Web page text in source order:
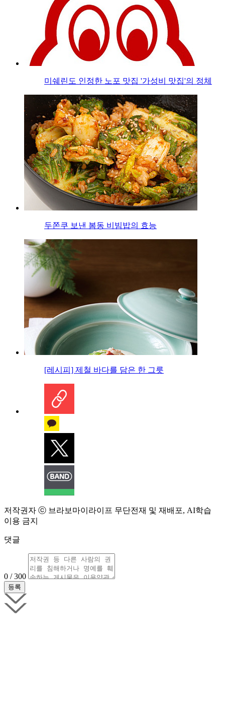
미쉐린도 인정한 노포 맛집 '가성비 맛집'의 정체
두쫀쿠 보낸 봄동 비빔밥의 효능
[레시피] 제철 바다를 담은 한 그릇
저작권자 ⓒ 브라보마이라이프 무단전재 및 재배포, AI학습
이용 금지
댓글
0 / 300